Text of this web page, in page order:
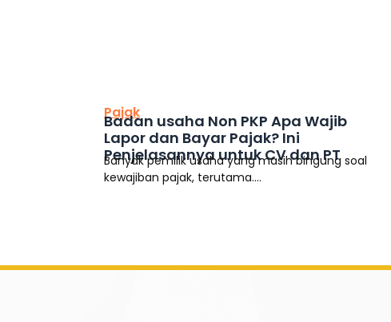
Pajak
Badan usaha Non PKP Apa Wajib
Lapor dan Bayar Pajak? Ini
Penjelasannya untuk CV dan PT
Banyak pemilik usaha yang masih bingung soal
kewajiban pajak, terutama....